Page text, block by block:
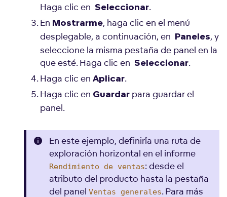
Haga clic en Seleccionar.
En Mostrarme, haga clic en el menú
desplegable, a continuación, en
Paneles, y
seleccione la misma pestaña de panel en la
que esté. Haga clic en Seleccionar.
Haga clic en Aplicar.
Haga clic en Guardar para guardar el
panel.
En este ejemplo, definiría una ruta de
exploración horizontal en el informe
Rendimiento de ventas: desde el
atributo del producto hasta la pestaña
del panel Ventas generales. Para más